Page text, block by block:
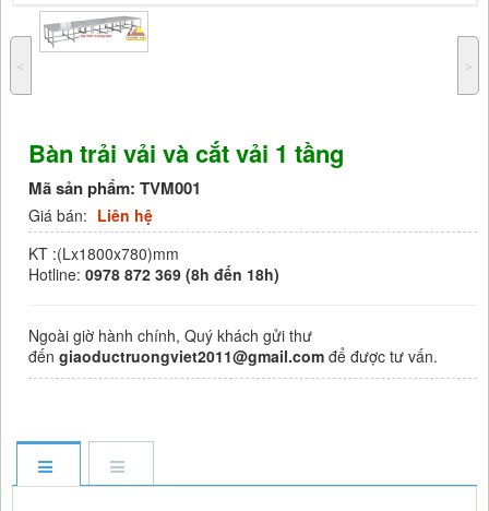
˂ ˃
Bàn trải vải và cắt vải 1 tầng
Mã sản phẩm: TVM001
Giá bán: Liên hệ
KT :(Lx1800x780)mm
Hotline: 0978 872 369 (8h đến 18h)
Ngoài giờ hành chính, Quý khách gửi thư
đến giaoductruongviet2011@gmail.com để được tư vấn.